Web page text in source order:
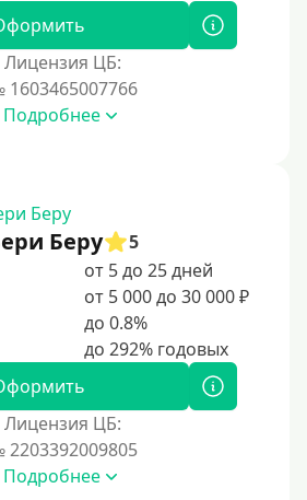
личности
лет
Лицензия ЦБ:
1603465007766
Подробнее
Беру
5
от 5 до 25 дней
от 5 000 до 30 000 ₽
до 0.8%
Лицензия ЦБ:
2203392009805
Подробнее